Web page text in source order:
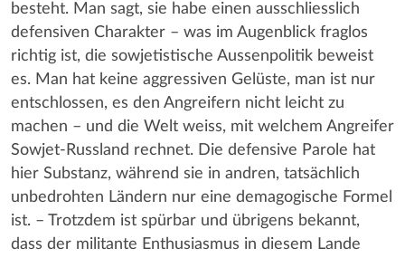
besteht. Man sagt, sie habe einen ausschliesslich
defensiven Charakter – was im Augenblick fraglos
richtig ist, die sowjetistische Aussenpolitik beweist
es. Man hat keine aggressiven Gelüste, man ist nur
entschlossen, es den Angreifern nicht leicht zu
machen – und die Welt weiss, mit welchem Angreifer
Sowjet-Russland rechnet. Die defensive Parole hat
hier Substanz, während sie in andren, tatsächlich
unbedrohten Ländern nur eine demagogische Formel
ist. – Trotzdem ist spürbar und übrigens bekannt,
dass der militante Enthusiasmus in diesem Lande